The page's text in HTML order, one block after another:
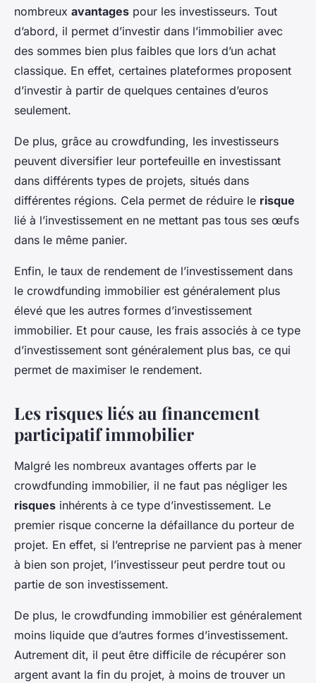
nombreux avantages pour les investisseurs. Tout
d’abord, il permet d’investir dans l’immobilier avec
des sommes bien plus faibles que lors d’un achat
classique. En effet, certaines plateformes proposent
d’investir à partir de quelques centaines d’euros
seulement.
De plus, grâce au crowdfunding, les investisseurs
peuvent diversifier leur portefeuille en investissant
dans différents types de projets, situés dans
différentes régions. Cela permet de réduire le risque
lié à l’investissement en ne mettant pas tous ses œufs
dans le même panier.
Enfin, le taux de rendement de l’investissement dans
le crowdfunding immobilier est généralement plus
élevé que les autres formes d’investissement
immobilier. Et pour cause, les frais associés à ce type
d’investissement sont généralement plus bas, ce qui
permet de maximiser le rendement.
Les risques liés au financement
participatif immobilier
Malgré les nombreux avantages offerts par le
crowdfunding immobilier, il ne faut pas négliger les
risques inhérents à ce type d’investissement. Le
premier risque concerne la défaillance du porteur de
projet. En effet, si l’entreprise ne parvient pas à mener
à bien son projet, l’investisseur peut perdre tout ou
partie de son investissement.
De plus, le crowdfunding immobilier est généralement
moins liquide que d’autres formes d’investissement.
Autrement dit, il peut être difficile de récupérer son
argent avant la fin du projet, à moins de trouver un